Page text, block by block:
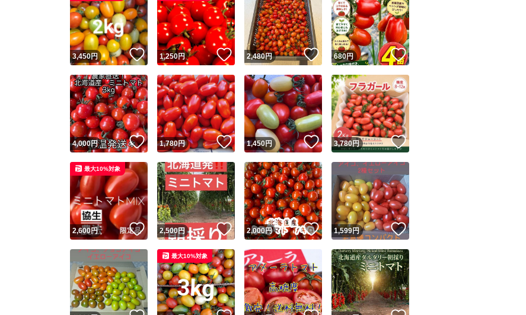
ユーザーの実績について
Yahoo!フリマが定めた一定の基準を満たしたユーザーにバッジを付与しています
安心取引出品者
安心取引出品者 Yahoo!フリマの基準をクリアした安心・安全なユーザーです
この商品の情報をコピーします
3,450円 いいね！
1,250円 いいね！
2,480円 いいね！
680円 いいね！
4,000円 いいね！
1,780円 いいね！
1,450円 いいね！
3,780円 いいね！
2,600円 いいね！
最大10%対象
2,500円 いいね！
2,000円 いいね！
1,599円 いいね！
最大10%対象